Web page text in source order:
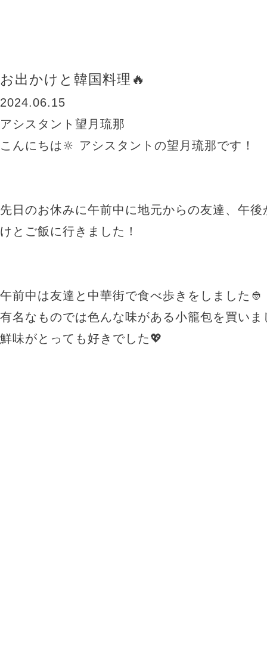
お出かけと韓国料理🔥
2024.06.15
アシスタント望月琉那
こんにちは🔆 アシスタントの望月琉那です！
先日のお休みに午前中に地元からの友達、午
けとご飯に行きました！
午前中は友達と中華街で食べ歩きをしました👲
有名なものでは色んな味がある小籠包を買い
鮮味がとっても好きでした💖